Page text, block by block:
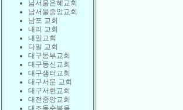
남서울은혜교회
남서울중앙교회
남포 교회
내리 교회
내일교회
다일 교회
대구동부교회
대구동신교회
대구샘터교회
대구서문 교회
대구서현교회
대전중앙교회
대조동순복음